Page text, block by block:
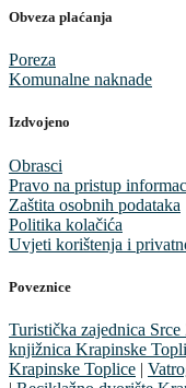
Obveza plaćanja
Poreza
Komunalne naknade
Izdvojeno
Obrasci
Pravo na pristup
Zaštita osobnih podataka
Politika kolačića
Uvjeti korištenja i
Poveznice
Turistička zajednica Srce
knjižnica Krapinske
Krapinske Toplice |